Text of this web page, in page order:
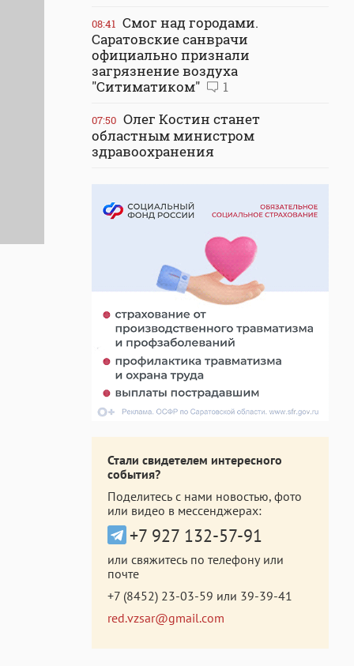
08:41 Смог над городами.
Саратовские санврачи
официально признали
загрязнение воздуха
"Ситиматиком"
1
07:50 Олег Костин станет
областным министром
здравоохранения
Стали свидетелем интересного
события?
Поделитесь с нами новостью, фото
или видео в мессенджерах:
+7 927 132-57-91
или свяжитесь по телефону или
почте
+7 (8452) 23-03-59 или 39-39-41
red.vzsar@gmail.com